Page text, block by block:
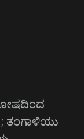
ತಂಗಾಳಿಯು